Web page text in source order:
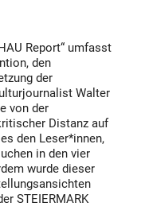
Report“ umfasst
den
der
Walter
von der
Distanz auf
den Leser*innen,
in den vier
wurde dieser
STEIERMARK